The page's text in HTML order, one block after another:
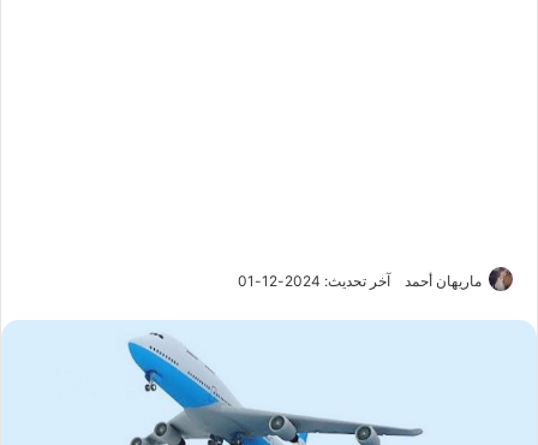
ماريهان أحمد آخر تحديث: 2024-12-01